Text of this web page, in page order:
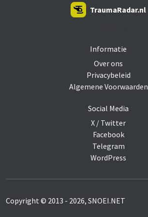
Informatie
Over ons
Privacybeleid
Algemene Voorwaarden
Social Media
X / Twitter
Facebook
Telegram
WordPress
TraumaRadar.nl
Copyright © 2013 - 2026, SNOEI.NET